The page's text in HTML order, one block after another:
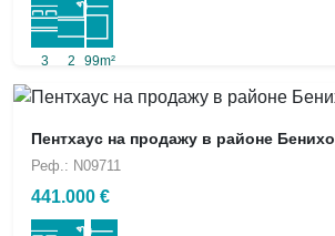
3 2 99m²
Пентхаус на продажу в районе
Реф.: N09711
441.000 €